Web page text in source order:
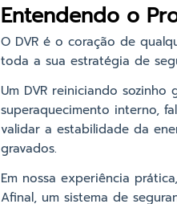
Entendendo o
O DVR é o coração de
toda a sua estratégia de
Um DVR reiniciando
superaquecimento interno,
validar a estabilidade da
gravados.
Em nossa experiência
Afinal, um sistema de